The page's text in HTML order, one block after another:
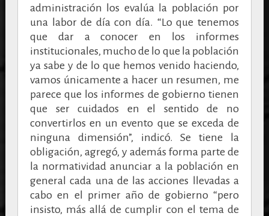
administración los evalúa la población por
una labor de día con día. “Lo que tenemos
que dar a conocer en los informes
institucionales, mucho de lo que la población
ya sabe y de lo que hemos venido haciendo,
vamos únicamente a hacer un resumen, me
parece que los informes de gobierno tienen
que ser cuidados en el sentido de no
convertirlos en un evento que se exceda de
ninguna dimensión”, indicó. Se tiene la
obligación, agregó, y además forma parte de
la normatividad anunciar a la población en
general cada una de las acciones llevadas a
cabo en el primer año de gobierno “pero
insisto, más allá de cumplir con el tema de